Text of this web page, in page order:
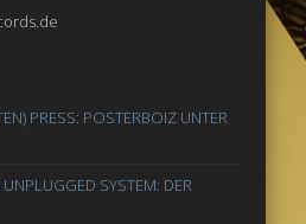
PRESS: POSTERBOIZ UNTER
SYSTEM: DER